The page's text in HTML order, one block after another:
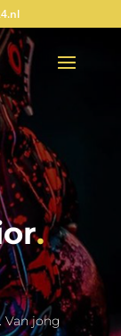
.
Van jong